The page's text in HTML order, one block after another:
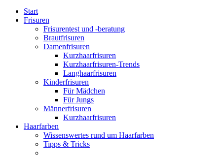
Start
Frisuren
Frisurentest und -beratung
Brautfrisuren
Damenfrisuren
Kurzhaarfrisuren
Kurzhaarfrisuren-Trends
Langhaarfrisuren
Kinderfrisuren
Für Mädchen
Für Jungs
Männerfrisuren
Kurzhaarfrisuren
Haarfarben
Wissenswertes rund um Haarfarben
Tipps & Tricks